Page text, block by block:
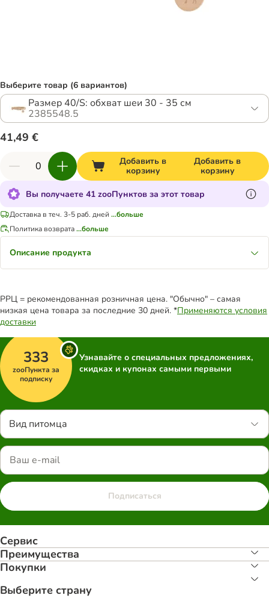
Выберите товар (6 вариантов)
Размер 40/S: обхват шеи 30 - 35 см
2385548.5
41,49 €
Добавить в
корзину
Добавить в
корзину
Вы получаете 41 zooПунктов за этот товар
Доставка в теч. 3-5 раб. дней ...больше
Политика возврата...больше
Описание продукта
РРЦ = рекомендованная розничная цена. "Обычно" – самая
низкая цена товара за последние 30 дней. *Применяются условия
доставки
333
zooПункта за
подписку
Узнавайте о специальных предложениях,
скидках и купонах самыми первыми
Вид питомца
Подписаться
Сервис
Преимуществa
Покупки
Выберите страну